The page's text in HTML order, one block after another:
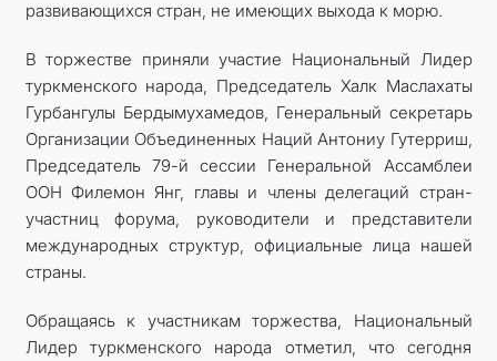
развивающихся стран, не имеющих выхода к морю.
В торжестве приняли участие Национальный Лидер
туркменского народа, Председатель Халк Маслахаты
Гурбангулы Бердымухамедов, Генеральный секретарь
Организации Объединенных Наций Антониу Гутерриш,
Председатель 79-й сессии Генеральной Ассамблеи
ООН Филемон Янг, главы и члены делегаций стран-
участниц форума, руководители и представители
международных структур, официальные лица нашей
страны.
Обращаясь к участникам торжества, Национальный
Лидер туркменского народа отметил, что сегодня